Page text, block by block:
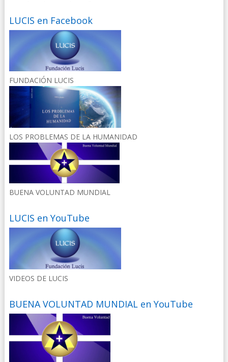
LUCIS en Facebook
FUNDACIÓN LUCIS
LOS PROBLEMAS DE LA HUMANIDAD
BUENA VOLUNTAD MUNDIAL
LUCIS en YouTube
VIDEOS DE LUCIS
BUENA VOLUNTAD MUNDIAL en YouTube